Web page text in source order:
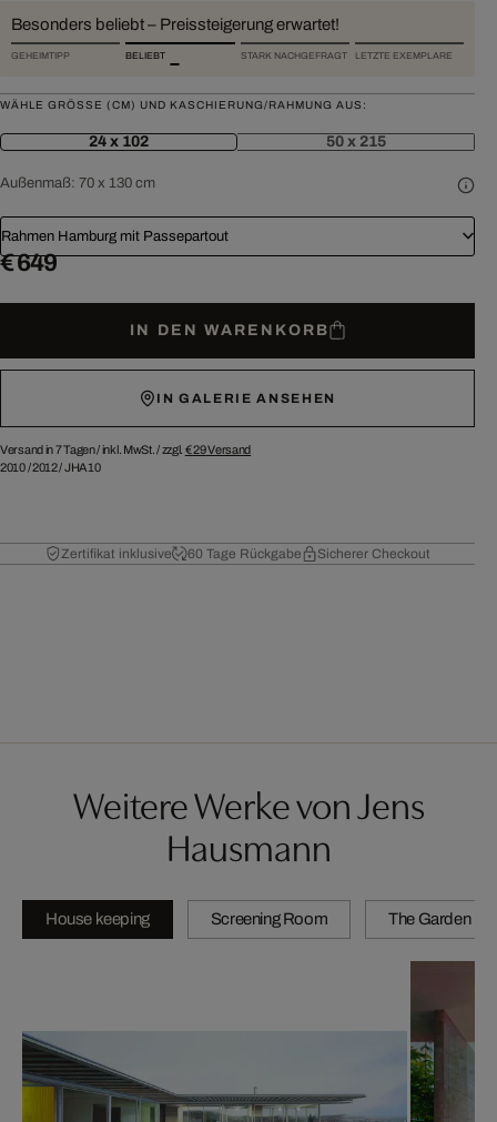
Besonders beliebt – Preissteigerung erwartet!
GEHEIMTIPP BELIEBT STARK NACHGEFRAGT LETZTE EXEMPLARE
WÄHLE GRÖSSE (CM) UND KASCHIERUNG/RAHMUNG AUS:
24 x 102 50 x 215
Außenmaß: 70 x 130 cm
Rahmen Hamburg mit Passepartout
€ 649
IN DEN WARENKORB
IN GALERIE ANSEHEN
Versand in 7 Tagen /inkl. MwSt. / zzgl. € 29Versand
2010/2012/JHA10
Zertifikat inklusive 60 Tage Rückgabe Sicherer Checkout
Weitere Werke von Jens
Hausmann
House keeping Screening Room The Garden